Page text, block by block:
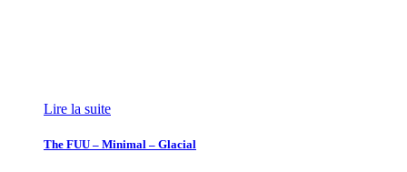
Lire la suite
The FUU – Minimal – Glacial